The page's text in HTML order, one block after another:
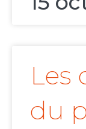
Les
du